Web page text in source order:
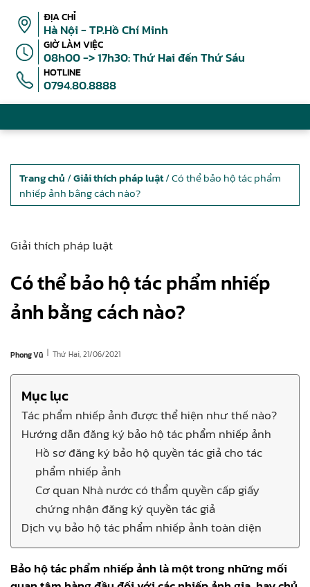
ĐỊA CHỈ
Hà Nội - TP.Hồ Chí Minh
GIỜ LÀM VIỆC
08h00 -> 17h30: Thứ Hai đến Thứ Sáu
HOTLINE
0794.80.8888
Trang chủ /Giải thích pháp luật/ Có thể bảo hộ tác phẩm
nhiếp ảnh bằng cách nào?
Giải thích pháp luật
Có thể bảo hộ tác phẩm nhiếp
ảnh bằng cách nào?
Phong Vũ | Thứ Hai, 21/06/2021
Mục lục
Tác phẩm nhiếp ảnh được thể hiện như thế nào?
Hướng dẫn đăng ký bảo hộ tác phẩm nhiếp ảnh
Hồ sơ đăng ký bảo hộ quyền tác giả cho tác
phẩm nhiếp ảnh
Cơ quan Nhà nước có thẩm quyền cấp giấy
chứng nhận đăng ký quyền tác giả
Dịch vụ bảo hộ tác phẩm nhiếp ảnh toàn diện
Bảo hộ tác phẩm nhiếp ảnh là một trong những mối